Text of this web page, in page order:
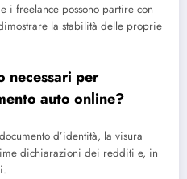
i freelance possono partire con
la stabilità delle proprie
necessari per
auto online?
d’identità, la visura
dichiarazioni dei redditi e, in